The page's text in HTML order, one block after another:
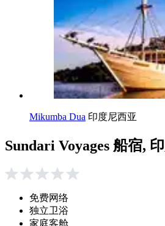
Mikumba Dua 印度尼西亚
Sundari Voyages 船宿,
免费网络
独立卫浴
家庭客舱